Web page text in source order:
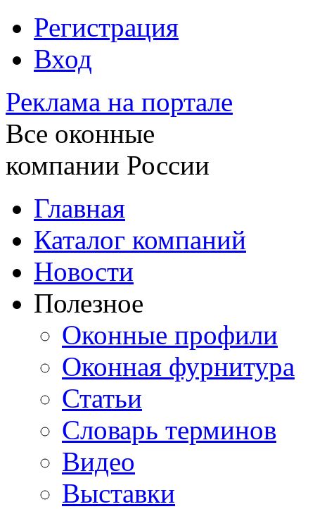
Регистрация
Вход
Реклама на портале
Все оконные
компании России
Главная
Каталог компаний
Новости
Полезное
Оконные профили
Оконная фурнитура
Статьи
Словарь терминов
Видео
Выставки